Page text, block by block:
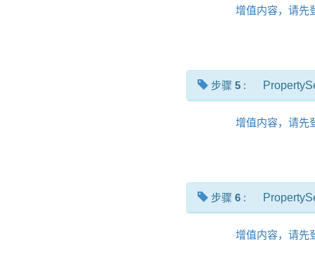
增值内容，请先
步骤 5 :
增值内容，请先
步骤 6 :
增值内容，请先